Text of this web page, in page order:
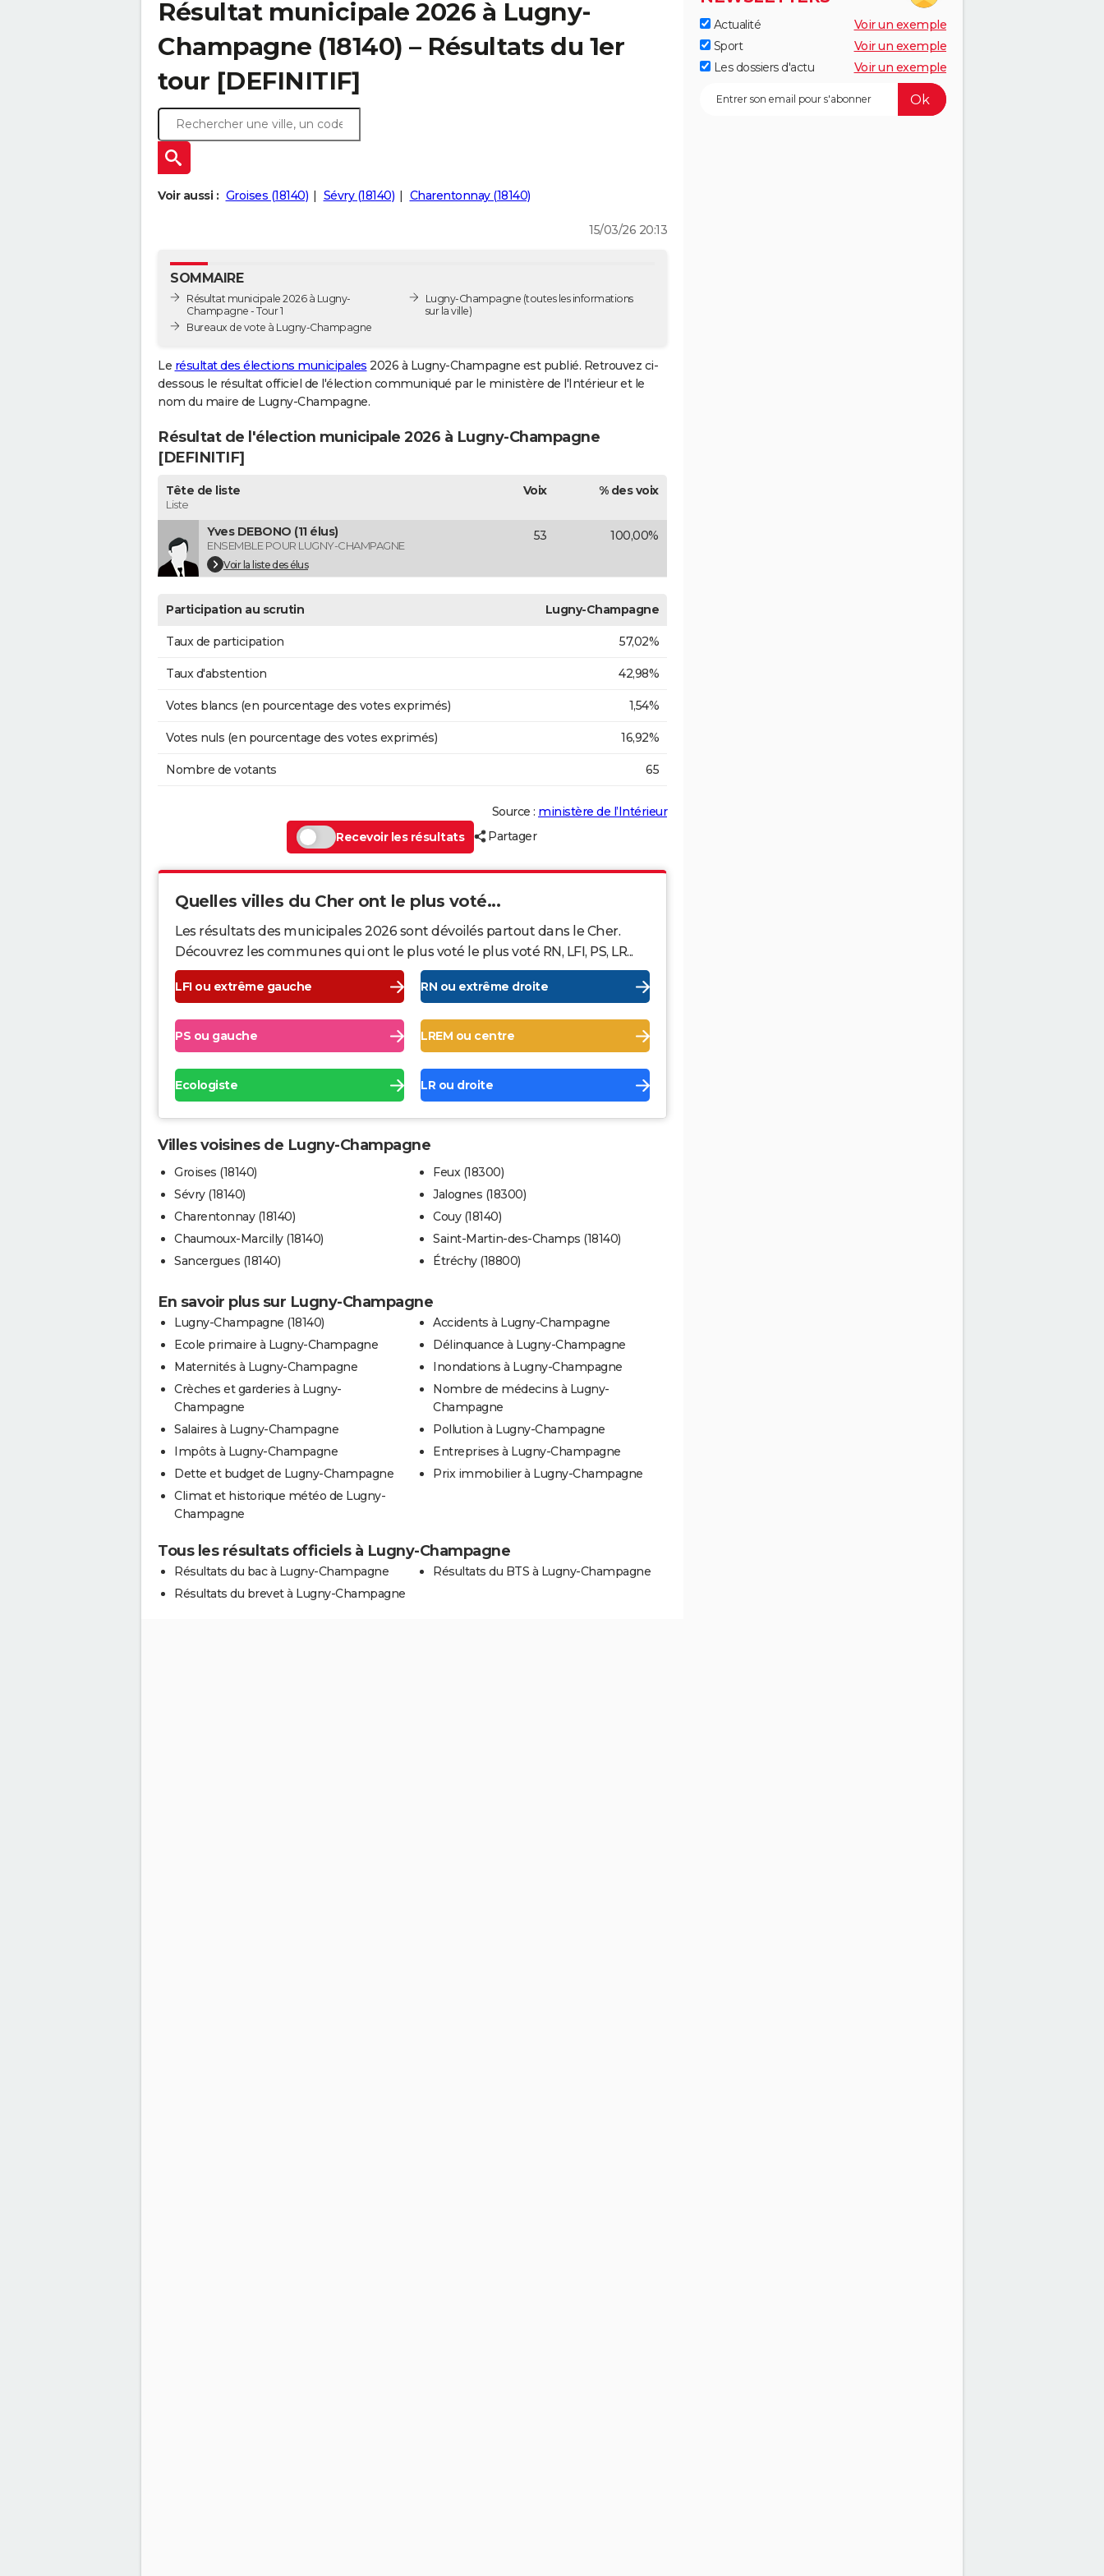
Résultat municipale 2026 à Lugny-
Champagne (18140) – Résultats du 1er
tour [DEFINITIF]
Voir aussi : Groises (18140) Sévry (18140) Charentonnay (18140)
15/03/26 20:13
SOMMAIRE
Résultat municipale 2026 à Lugny-
Champagne - Tour 1
Bureaux de vote à Lugny-Champagne
Lugny-Champagne (toutes les informations
sur la ville)
Le résultat des élections municipales 2026 à Lugny-Champagne est publié. Retrouvez ci-
dessous le résultat officiel de l'élection communiqué par le ministère de l'Intérieur et le
nom du maire de Lugny-Champagne.
Résultat de l'élection municipale 2026 à Lugny-Champagne
[DEFINITIF]
Tête de liste
Liste
Voix % des voix
Yves DEBONO (11 élus)
ENSEMBLE POUR LUGNY-CHAMPAGNE
Voir la liste des élus
53 100,00%
Participation au scrutin Lugny-Champagne
Taux de participation 57,02%
Taux d'abstention 42,98%
Votes blancs (en pourcentage des votes exprimés) 1,54%
Votes nuls (en pourcentage des votes exprimés) 16,92%
Nombre de votants 65
Source : ministère de l’Intérieur
Recevoir les résultats
Partager
Quelles villes du Cher ont le plus voté...
Les résultats des municipales 2026 sont dévoilés partout dans le Cher.
Découvrez les communes qui ont le plus voté le plus voté RN, LFI, PS, LR...
LFI ou extrême gauche RN ou extrême droite
PS ou gauche LREM ou centre
Ecologiste LR ou droite
Villes voisines de Lugny-Champagne
Groises (18140)
Sévry (18140)
Charentonnay (18140)
Chaumoux-Marcilly (18140)
Sancergues (18140)
Feux (18300)
Jalognes (18300)
Couy (18140)
Saint-Martin-des-Champs (18140)
Étréchy (18800)
En savoir plus sur Lugny-Champagne
Lugny-Champagne (18140)
Ecole primaire à Lugny-Champagne
Maternités à Lugny-Champagne
Crèches et garderies à Lugny-
Champagne
Salaires à Lugny-Champagne
Impôts à Lugny-Champagne
Dette et budget de Lugny-Champagne
Climat et historique météo de Lugny-
Champagne
Accidents à Lugny-Champagne
Délinquance à Lugny-Champagne
Inondations à Lugny-Champagne
Nombre de médecins à Lugny-
Champagne
Pollution à Lugny-Champagne
Entreprises à Lugny-Champagne
Prix immobilier à Lugny-Champagne
Tous les résultats officiels à Lugny-Champagne
Résultats du bac à Lugny-Champagne
Résultats du brevet à Lugny-Champagne
Résultats du BTS à Lugny-Champagne
Actualité
Voir un exemple
Sport
Voir un exemple
Les dossiers d'actu
Voir un exemple